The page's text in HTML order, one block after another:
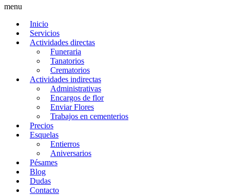
menu
Inicio
Servicios
Actividades directas
Funeraria
Tanatorios
Crematorios
Actividades indirectas
Administrativas
Encargos de flor
Enviar Flores
Trabajos en cementerios
Precios
Esquelas
Entierros
Aniversarios
Pésames
Blog
Dudas
Contacto